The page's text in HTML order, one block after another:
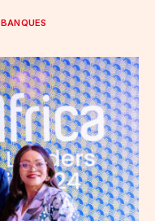
BANQUES